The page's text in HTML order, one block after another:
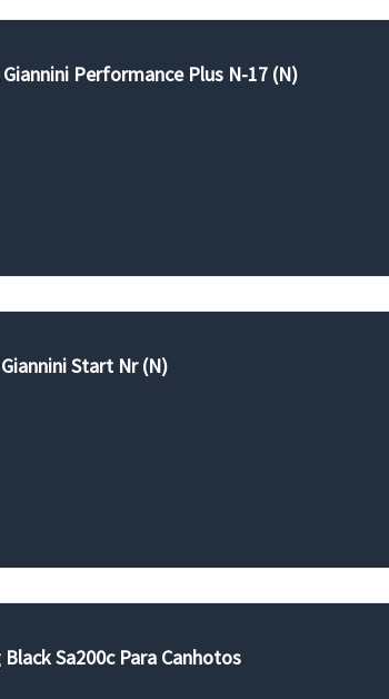
Performance Plus N-17 (N)
Start Nr (N)
Sa200c Para Canhotos